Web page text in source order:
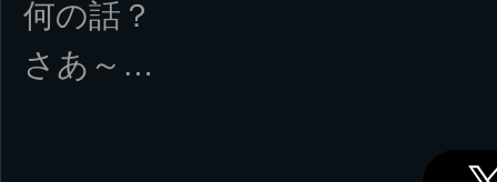
何の話？
さあ～…